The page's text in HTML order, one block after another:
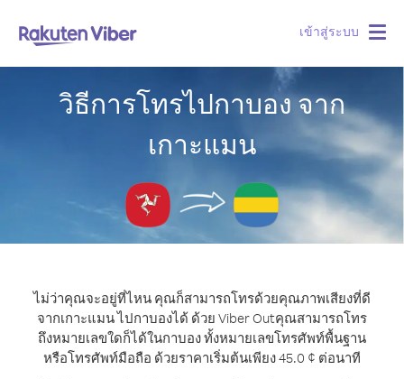
เข้าสู่ระบบ
วิธีการโทรไปกาบอง จาก
เกาะแมน
ไม่ว่าคุณจะอยู่ที่ไหน คุณก็สามารถโทรด้วยคุณภาพเสียงที่ดี
จากเกาะแมน ไปกาบองได้ ด้วย Viber Outคุณสามารถโทร
ถึงหมายเลขใดก็ได้ในกาบอง ทั้งหมายเลขโทรศัพท์พื้นฐาน
หรือโทรศัพท์มือถือ ด้วยราคาเริ่มต้นเพียง 45.0 ¢ ต่อนาที